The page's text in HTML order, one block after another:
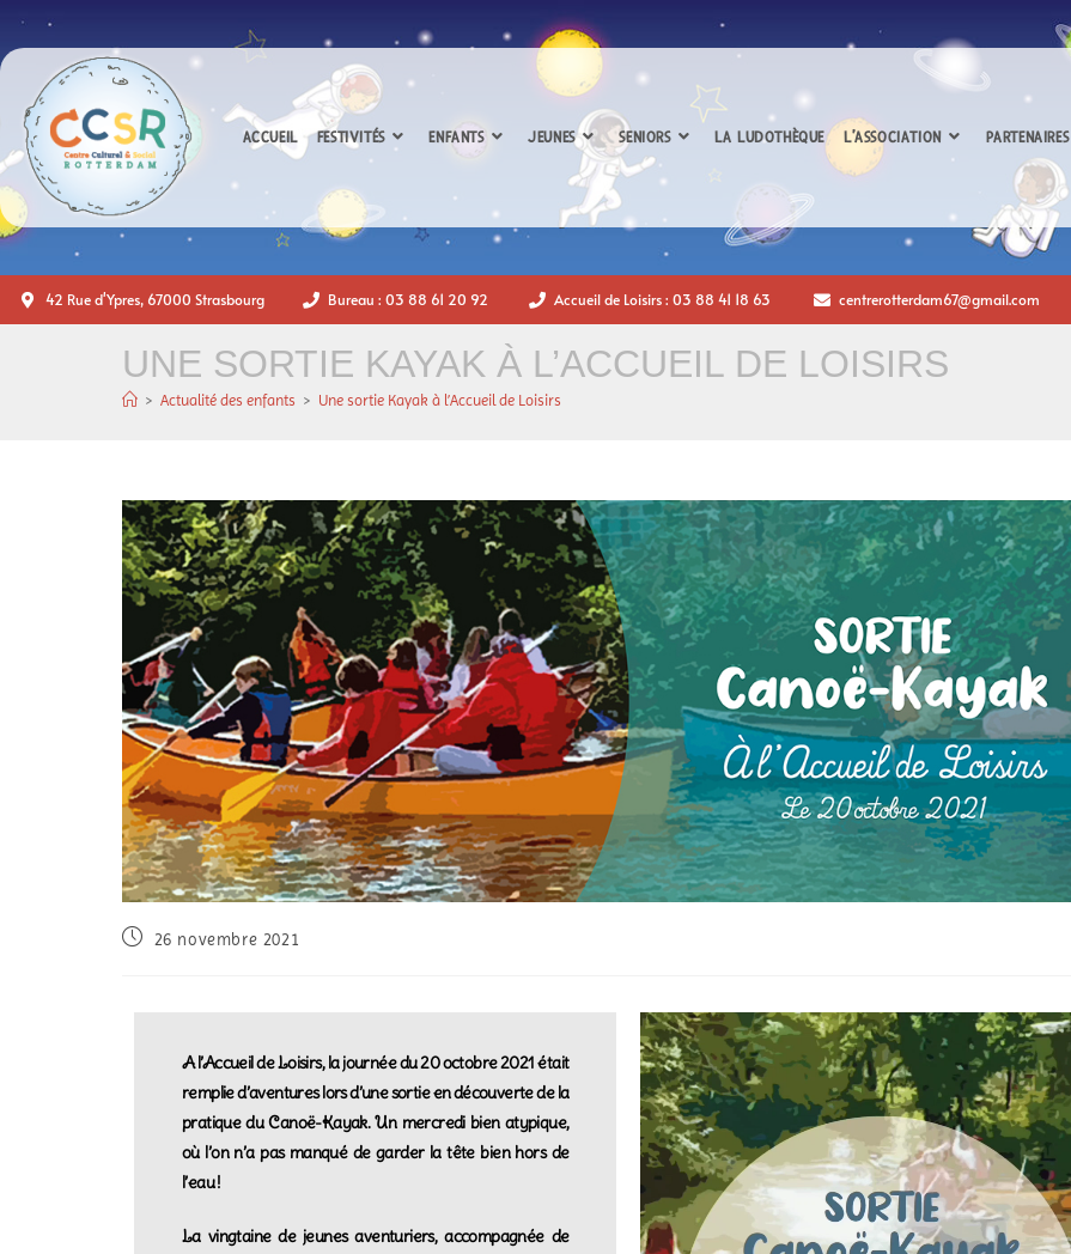
ACCUEIL FESTIVITÉS ENFANTS JEUNES SENIORS LA LUDOTHÈQUE L’ASSOCIATION PARTENAIRES
42 Rue d'Ypres, 67000 Strasbourg Bureau : 03 88 61 20 92 Accueil de Loisirs : 03 88 41 18 63 centrerotterdam67@gmail.com
UNE SORTIE KAYAK À L’ACCUEIL DE LOISIRS
> Actualité des enfants > Une sortie Kayak à l’Accueil de Loisirs
26 novembre 2021
A l’Accueil de Loisirs, la journée du 20 octobre 2021 était
remplie d’aventures lors d’une sortie en découverte de la
pratique du Canoë-Kayak. Un mercredi bien atypique,
où l’on n’a pas manqué de garder la tête bien hors de
l’eau !
La vingtaine de jeunes aventuriers, accompagnée de